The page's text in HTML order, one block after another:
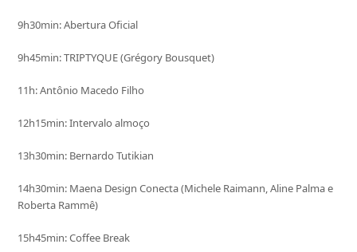
9h30min: Abertura Oficial
9h45min: TRIPTYQUE (Grégory Bousquet)
11h: Antônio Macedo Filho
12h15min: Intervalo almoço
13h30min: Bernardo Tutikian
14h30min: Maena Design Conecta (Michele Raimann, Aline Palma e
Roberta Rammê)
15h45min: Coffee Break